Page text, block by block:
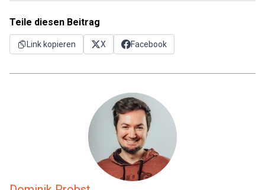
Teile diesen Beitrag
Link kopieren X Facebook